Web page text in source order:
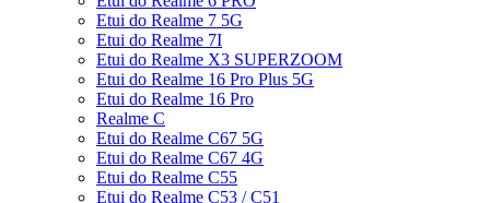
Etui do Realme 7 5G
Etui do Realme 7I
Etui do Realme X3 SUPERZOOM
Etui do Realme 16 Pro Plus 5G
Etui do Realme 16 Pro
Realme C
Etui do Realme C67 5G
Etui do Realme C67 4G
Etui do Realme C55
Etui do Realme C53 / C51